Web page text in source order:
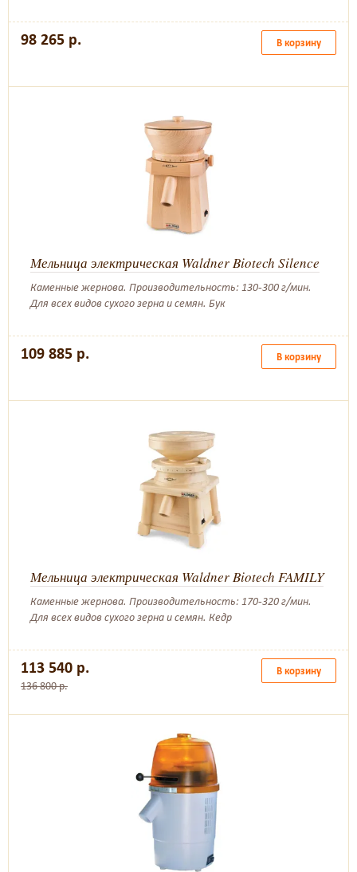
98 265 р. В корзину
Мельница электрическая Waldner Biotech Silence
Каменные жернова. Производительность: 130-300 г/мин.
Для всех видов сухого зерна и семян. Бук
109 885 р. В корзину
Мельница электрическая Waldner Biotech FAMILY
Каменные жернова. Производительность: 170-320 г/мин.
Для всех видов сухого зерна и семян. Кедр
113 540 р.
136 800 р.
В корзину